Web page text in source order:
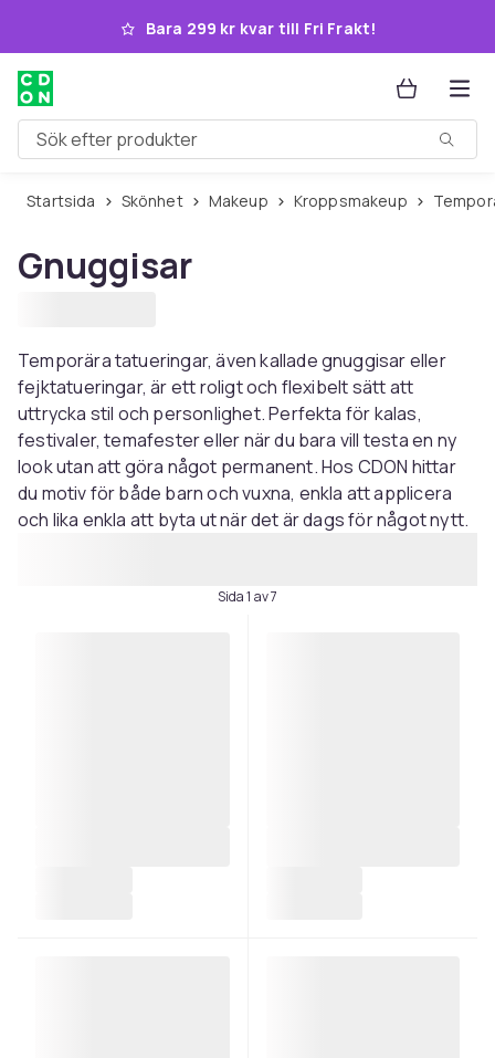
Hoppa till huvudinnehållet
Bara 299 kr kvar till Fri Frakt!
Sök efter produkter
Startsida Skönhet Makeup Kroppsmakeup
Gnuggisar
Temporära tatueringar, även kallade gnuggisar eller
fejktatueringar, är ett roligt och flexibelt sätt att
uttrycka stil och personlighet. Perfekta för kalas,
festivaler, temafester eller när du bara vill testa en ny
look utan att göra något permanent. Hos CDON hittar
du motiv för både barn och vuxna, enkla att applicera
och lika enkla att byta ut när det är dags för något nytt.
Sida 1 av 7